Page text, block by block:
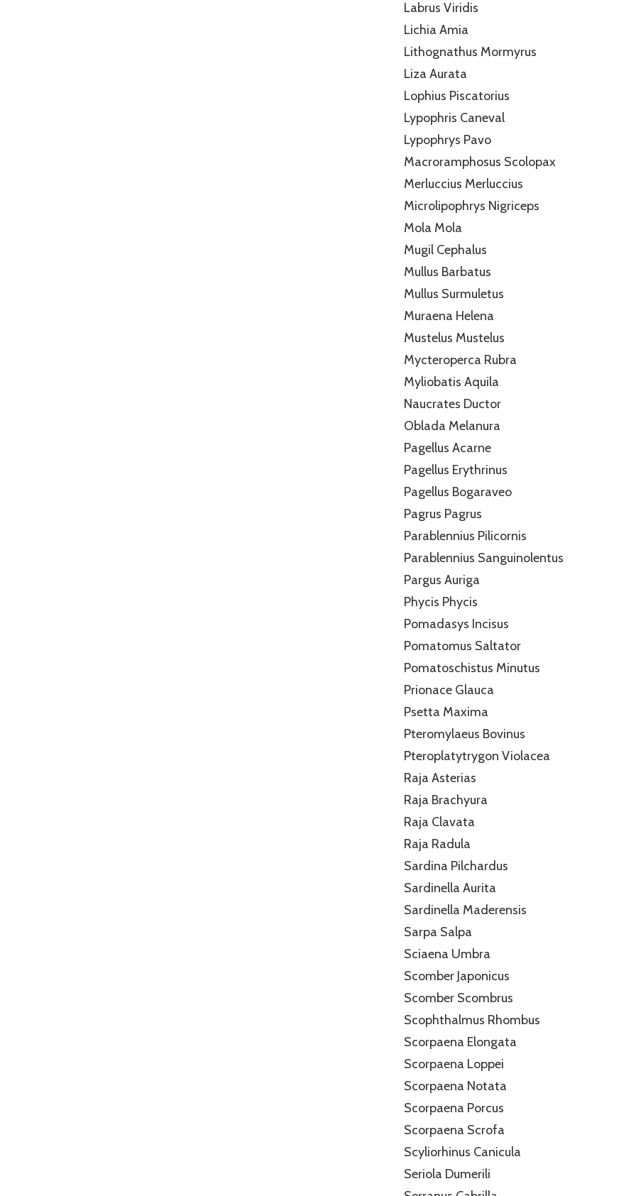
Labrus Viridis
Lichia Amia
Lithognathus Mormyrus
Liza Aurata
Lophius Piscatorius
Lypophris Caneval
Lypophrys Pavo
Macroramphosus Scolopax
Merluccius Merluccius
Microlipophrys Nigriceps
Mola Mola
Mugil Cephalus
Mullus Barbatus
Mullus Surmuletus
Muraena Helena
Mustelus Mustelus
Mycteroperca Rubra
Myliobatis Aquila
Naucrates Ductor
Oblada Melanura
Pagellus Acarne
Pagellus Erythrinus
Pagellus Bogaraveo
Pagrus Pagrus
Parablennius Pilicornis
Parablennius Sanguinolentus
Pargus Auriga
Phycis Phycis
Pomadasys Incisus
Pomatomus Saltator
Pomatoschistus Minutus
Prionace Glauca
Psetta Maxima
Pteromylaeus Bovinus
Pteroplatytrygon Violacea
Raja Asterias
Raja Brachyura
Raja Clavata
Raja Radula
Sardina Pilchardus
Sardinella Aurita
Sardinella Maderensis
Sarpa Salpa
Sciaena Umbra
Scomber Japonicus
Scomber Scombrus
Scophthalmus Rhombus
Scorpaena Elongata
Scorpaena Loppei
Scorpaena Notata
Scorpaena Porcus
Scorpaena Scrofa
Scyliorhinus Canicula
Seriola Dumerili